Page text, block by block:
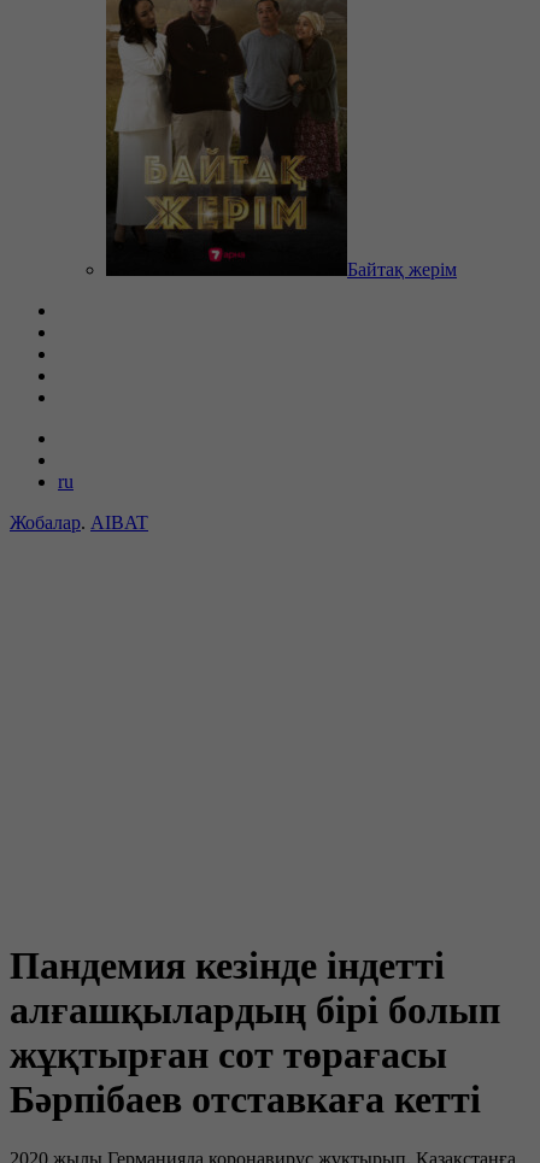
Байтақ жерім
ru
Жобалар. AIBAT
Пандемия кезінде індетті
алғашқылардың бірі болып
жұқтырған сот төрағасы
Бәрпібаев отставкаға кетті
2020 жылы Германияда коронавирус жұқтырып, Қазақстанға